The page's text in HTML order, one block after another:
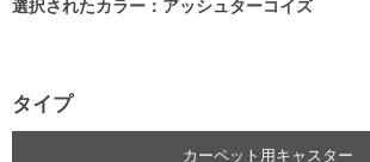
選択されたカラー：アッシュターコイズ
タイプ
カーペット用キャスター